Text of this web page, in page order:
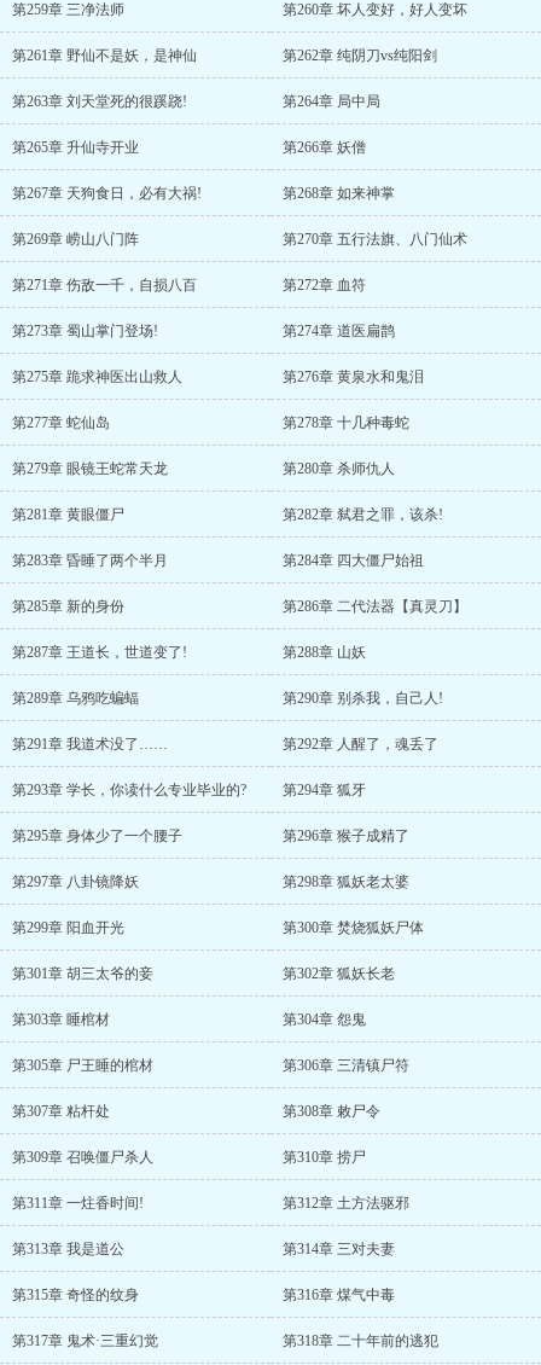
第259章 三净法师 第260章 坏人变好，好人变坏
第261章 野仙不是妖，是神仙 第262章 纯阴刀vs纯阳剑
第263章 刘天堂死的很蹊跷! 第264章 局中局
第265章 升仙寺开业 第266章 妖僧
第267章 天狗食日，必有大祸! 第268章 如来神掌
第269章 崂山八门阵 第270章 五行法旗、八门仙术
第271章 伤敌一千，自损八百 第272章 血符
第273章 蜀山掌门登场! 第274章 道医扁鹊
第275章 跪求神医出山救人 第276章 黄泉水和鬼泪
第277章 蛇仙岛 第278章 十几种毒蛇
第279章 眼镜王蛇常天龙 第280章 杀师仇人
第281章 黄眼僵尸 第282章 弑君之罪，该杀!
第283章 昏睡了两个半月 第284章 四大僵尸始祖
第285章 新的身份 第286章 二代法器【真灵刀】
第287章 王道长，世道变了! 第288章 山妖
第289章 乌鸦吃蝙蝠 第290章 别杀我，自己人!
第291章 我道术没了…… 第292章 人醒了，魂丢了
第293章 学长，你读什么专业毕业的? 第294章 狐牙
第295章 身体少了一个腰子 第296章 猴子成精了
第297章 八卦镜降妖 第298章 狐妖老太婆
第299章 阳血开光 第300章 焚烧狐妖尸体
第301章 胡三太爷的妾 第302章 狐妖长老
第303章 睡棺材 第304章 怨鬼
第305章 尸王睡的棺材 第306章 三清镇尸符
第307章 粘杆处 第308章 敕尸令
第309章 召唤僵尸杀人 第310章 捞尸
第311章 一炷香时间! 第312章 土方法驱邪
第313章 我是道公 第314章 三对夫妻
第315章 奇怪的纹身 第316章 煤气中毒
第317章 鬼术·三重幻觉 第318章 二十年前的逃犯